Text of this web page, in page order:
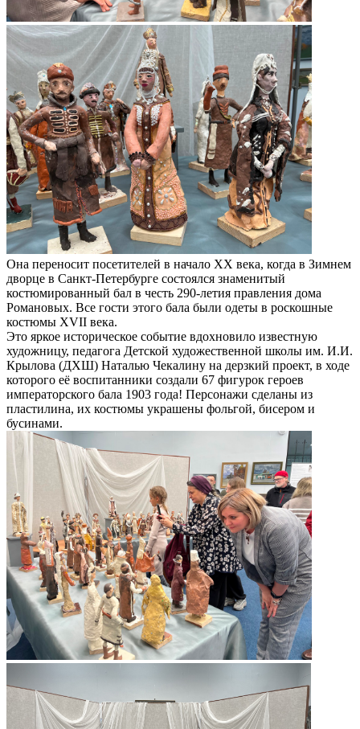
Она переносит посетителей в начало XX века, когда в Зимнем
дворце в Санкт-Петербурге состоялся знаменитый
костюмированный бал в честь 290-летия правления дома
Романовых. Все гости этого бала были одеты в роскошные
костюмы XVII века.
Это яркое историческое событие вдохновило известную
художницу, педагога Детской художественной школы им. И.И.
Крылова (ДХШ) Наталью Чекалину на дерзкий проект, в ходе
которого её воспитанники создали 67 фигурок героев
императорского бала 1903 года! Персонажи сделаны из
пластилина, их костюмы украшены фольгой, бисером и
бусинами.